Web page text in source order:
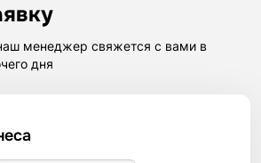
менеджер свяжется с вами в
дня